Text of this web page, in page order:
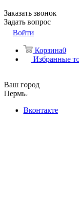
Заказать звонок
Задать вопрос
Войти
Корзина0
Избранные
Ваш город
Пермь
Вконтакте